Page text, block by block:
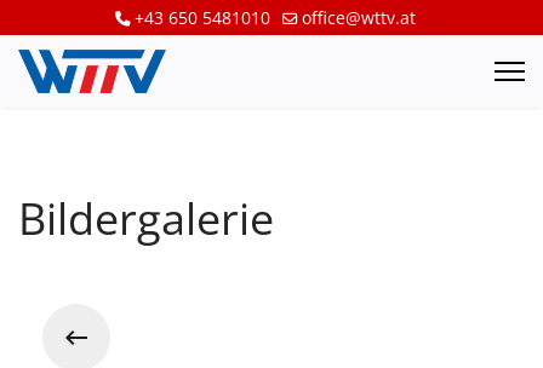
+43 650 5481010 office@wttv.at
Bildergalerie